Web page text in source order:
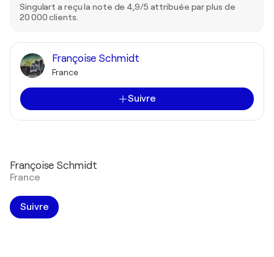
Singulart a reçu la note de 4,9/5 attribuée par plus de
20 000 clients.
Françoise Schmidt
France
Suivre
Françoise Schmidt
France
Suivre